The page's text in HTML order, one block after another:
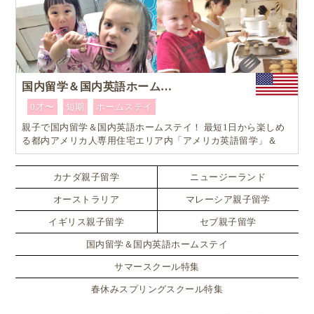
国内留学＆国内英語ホームステイ
0才〜 短期
ホームステイ
親子で国内留学＆国内英語ホームステイ！ 最短1日から楽しめ
る都内アメリカ人専用住宅エリア内「アメリカ英語留学」＆
「ホームステイ体験」プログラム！
カナダ親子留学 ニュージーランド
オーストラリア マレーシア親子留学
イギリス親子留学 セブ親子留学
国内留学＆国内英語ホームステイ
サマースクール特集
春休みスプリングスクール特集